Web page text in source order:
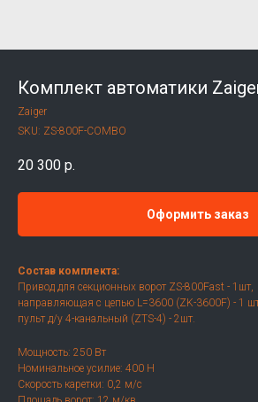
Комплект автоматики
Zaiger
SKU: ZS-800F-COMBO
20 300 р.
Оформить заказ
Состав комплекта:
Привод для секционных ворот ZS-800Fast - 1шт,
направляющая с цепью L=3600 (ZK-3600F) - 1
пульт д/у 4-канальный (ZTS-4) - 2шт.
Мощность: 250 Вт
Номинальное усилие: 400 Н
Скорость каретки: 0,2 м/с